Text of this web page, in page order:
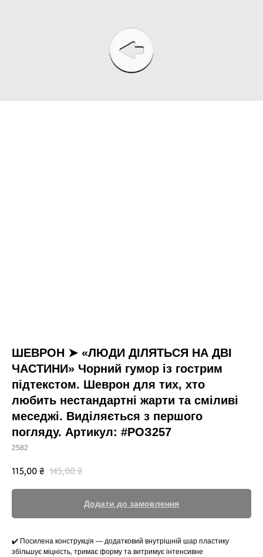
ШЕВРОН ➤ «ЛЮДИ ДІЛЯТЬСЯ НА ДВІ
ЧАСТИНИ» Чорний гумор із гострим
підтекстом. Шеврон для тих, хто
любить нестандартні жарти та сміливі
меседжі. Виділяється з першого
погляду. Артикул: #РОЗ257
2582
115,00 ₴ 145,00 ₴
Додати до замовлення
✔️ Посилена конструкція — додатковий внутрішній шар пластику
збільшує міцність, тримає форму та витримує інтенсивне